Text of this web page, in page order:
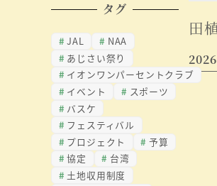
田
タグ
JAL
NAA
あじさい祭り
イオンワンパーセントクラブ
イベント
スポーツ
バスケ
フェスティバル
プロジェクト
予算
協定
台湾
土地収用制度